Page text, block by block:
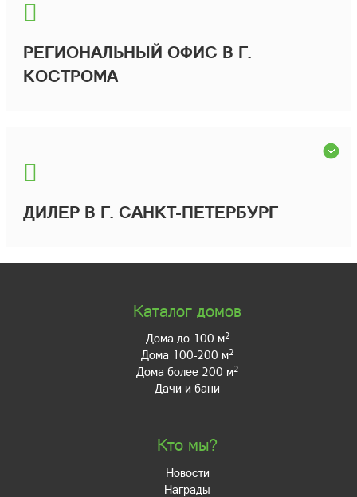
РЕГИОНАЛЬНЫЙ ОФИС В Г.
КОСТРОМА
ДИЛЕР В Г. САНКТ-ПЕТЕРБУРГ
Каталог домов
Дома до 100 м2
Дома 100-200 м2
Дома более 200 м2
Дачи и бани
Кто мы?
Новости
Награды